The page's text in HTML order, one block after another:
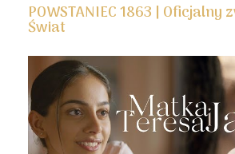
POWSTANIEC 1863 | Oficjalny
Świat